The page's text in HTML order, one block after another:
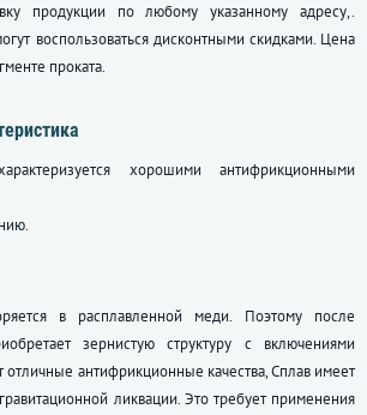
продукции по любому указанному адресу,.
воспользоваться дисконтными скидками. Цена
проката.
хорошими антифрикционными
в расплавленной меди. Поэтому после
зернистую структуру с включениями
отличные антифрикционные качества, Сплав имеет
ликвации. Это требует применения